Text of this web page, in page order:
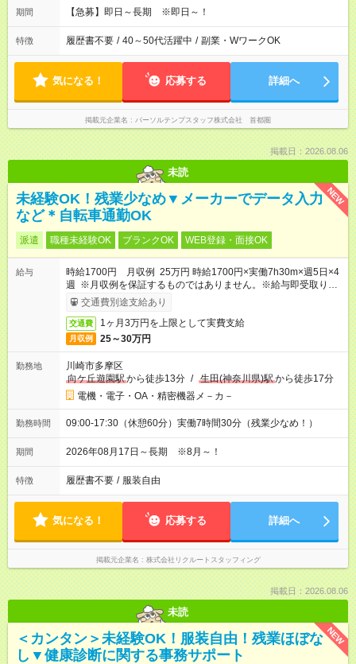
期間 【急募】即日～長期 ※即日～！
特徴 履歴書不要 / 40～50代活躍中 / 副業・WワークOK
気になる！ 応募する 詳細へ
掲載元企業名 パーソルテンプスタッフ株式会社 首都圏
掲載日：2026.08.06
未読
NEW
未経験OK！残業少なめ▼メーカーでデータ入力
など＊自転車通勤OK
派遣 職種未経験OK ブランクOK WEB登録・面接OK
給与
時給1700円 月収例 25万円 時給1700円×実働7h30m×週5日×4
週 ※月収例を保証するものではありません。※給与即受取りサ
ービス利用可（利用条件有）
交通費別途支給あり
交通費 1ヶ月3万円を上限として実費支給
月収例 25～30万円
勤務地
川崎市多摩区
向ケ丘遊園駅から徒歩13分 / 生田(神奈川県)駅から徒歩17分
電機・電子・OA・精密機器メ－カ－
勤務時間 09:00-17:30（休憩60分）実働7時間30分（残業少なめ！）
期間 2026年08月17日～長期 ※8月～！
特徴 履歴書不要 / 服装自由
気になる！ 応募する 詳細へ
掲載元企業名 株式会社リクルートスタッフィング
掲載日：2026.08.06
未読
NEW
＜カンタン＞未経験OK！服装自由！残業ほぼな
し▼健康診断に関する事務サポート